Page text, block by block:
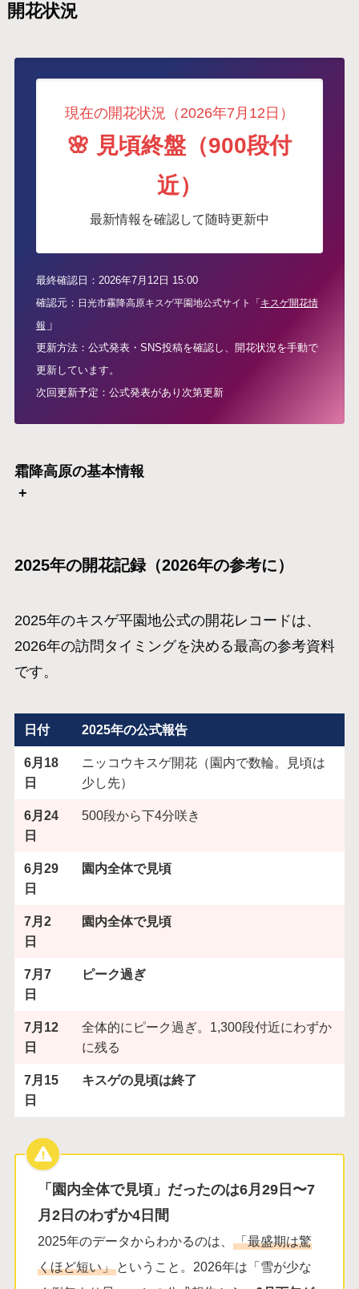
開花状況
現在の開花状況（2026年7月12日）
🌸 見頃終盤（900段付
近）
最新情報を確認して随時更新中
最終確認日：2026年7月12日 15:00
確認元： 日光市霧降高原キスゲ平園地公式サイト「 キスゲ開花情
報 」
更新方法：公式発表・SNS投稿を確認し、開花状況を手動で
更新しています。
次回更新予定：公式発表があり次第更新
霜降高原の基本情報
+
2025年の開花記録（2026年の参考に）
2025年のキスゲ平園地公式の開花レコードは、
2026年の訪問タイミングを決める最高の参考資料
です。
日付 2025年の公式報告
6月18
日
ニッコウキスゲ開花（園内で数輪。見頃は
少し先）
6月24
日
500段から下4分咲き
6月29
日
園内全体で見頃
7月2
日
園内全体で見頃
7月7
日
ピーク過ぎ
7月12
日
全体的にピーク過ぎ。1,300段付近にわずか
に残る
7月15
日
キスゲの見頃は終了
「園内全体で見頃」だったのは6月29日〜7
月2日のわずか4日間
2025年のデータからわかるのは、
「最盛期は驚
くほど短い」ということ。2026年は「雪が少な